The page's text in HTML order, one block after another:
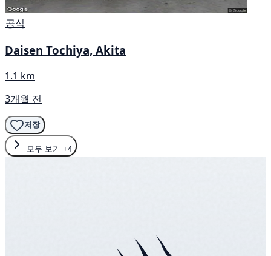
공식
Daisen Tochiya, Akita
1.1 km
3개월 전
저장
모두 보기 +4